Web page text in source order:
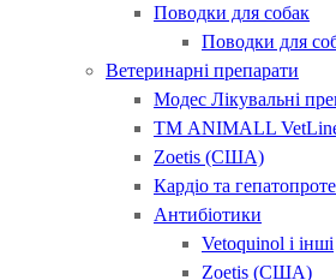
Поводки для собак
Поводки для
Ветеринарні препарати
Модес Лікувальні
ТМ ANIMALL
Zoetis (США)
Кардіо та
Антибіотики
Vetoquinol і інші
Zoetis (США)